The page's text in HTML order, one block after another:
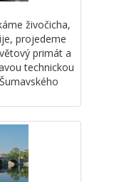
živočicha,
projedeme
primát a
technickou